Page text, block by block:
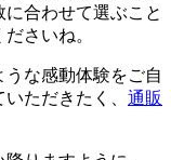
合わせて選ぶこと
さいね。
な感動体験をご自
ただきたく、 通販